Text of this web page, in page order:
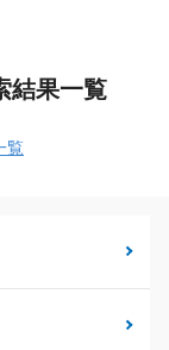
結果一覧
覧